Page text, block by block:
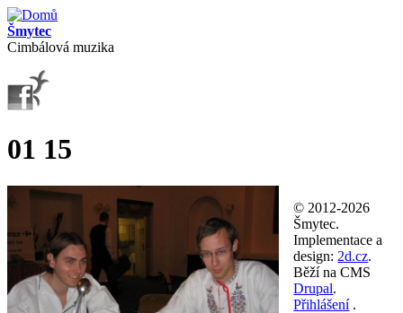
Přejít k hlavnímu obsahu
Šmytec
Cimbálová muzika
01 15
© 2012-2026
Šmytec.
Implementace a
design: 2d.cz.
Běží na CMS
Drupal.
Přihlášení.